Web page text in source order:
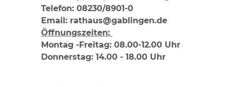
Telefon: 08230/8901-0
Email: rathaus@gablingen.de
Öffnungszeiten:
Montag -Freitag: 08.00-12.00 Uhr
Donnerstag: 14.00 - 18.00 Uhr